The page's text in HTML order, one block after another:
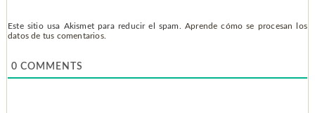
Este sitio usa Akismet para reducir el spam. Aprende cómo se procesan los
datos de tus comentarios.
0 COMMENTS